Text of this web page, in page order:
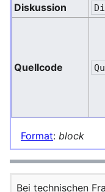
Diskussion
Quellcode
Format: block
Bei technischen